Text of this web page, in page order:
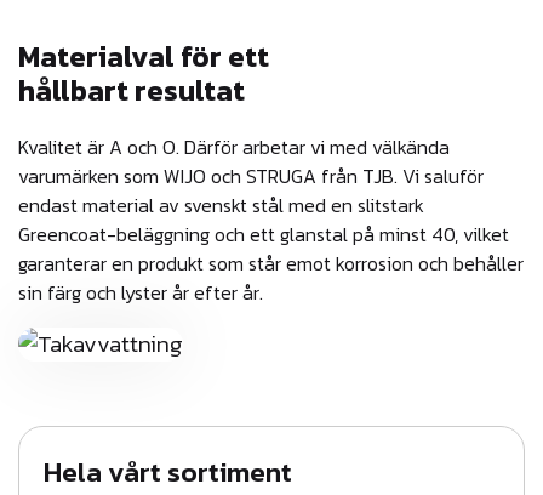
Materialval för ett
hållbart resultat
Kvalitet är A och O. Därför arbetar vi med välkända
varumärken som WIJO och STRUGA från TJB. Vi saluför
endast material av svenskt stål med en slitstark
Greencoat-beläggning och ett glanstal på minst 40, vilket
garanterar en produkt som står emot korrosion och behåller
sin färg och lyster år efter år.
Hela vårt sortiment